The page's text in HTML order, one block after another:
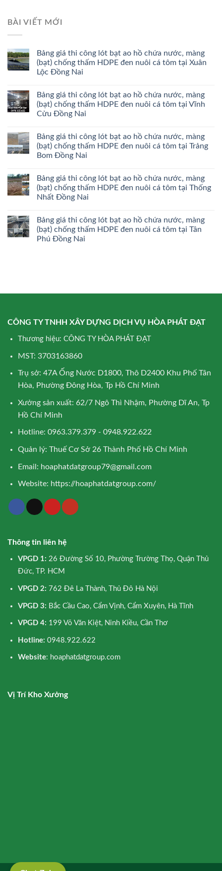
BÀI VIẾT MỚI
Bảng giá thi công lót bạt ao hồ chứa nước, màng
(bạt) chống thấm HDPE đen nuôi cá tôm tại Xuân
Lộc Đồng Nai
Bảng giá thi công lót bạt ao hồ chứa nước, màng
(bạt) chống thấm HDPE đen nuôi cá tôm tại Vĩnh
Cửu Đồng Nai
Bảng giá thi công lót bạt ao hồ chứa nước, màng
(bạt) chống thấm HDPE đen nuôi cá tôm tại Trảng
Bom Đồng Nai
Bảng giá thi công lót bạt ao hồ chứa nước, màng
(bạt) chống thấm HDPE đen nuôi cá tôm tại Thống
Nhất Đồng Nai
Bảng giá thi công lót bạt ao hồ chứa nước, màng
(bạt) chống thấm HDPE đen nuôi cá tôm tại Tân
Phú Đồng Nai
CÔNG TY TNHH XÂY DỰNG DỊCH VỤ HÒA PHÁT ĐẠT
Thương hiệu: CÔNG TY HÒA PHÁT ĐẠT
MST: 3703163860
Trụ sở: 47A Ống Nước D1800, Thô D2400 Khu Phố Tân
Hòa, Phường Đông Hòa, Tp Hồ Chí Minh
Xưởng sản xuất: 62/7 Ngô Thì Nhậm, Phường Dĩ An, Tp
Hồ Chí Minh
Hotline: 0963.379.379 - 0948.922.622
Quản lý: Thuế Cơ Sở 26 Thành Phố Hồ Chí Minh
Email: hoaphatdatgroup79@gmail.com
Website: https://hoaphatdatgroup.com/
Thông tin liên hệ
VPGD 1: 26 Đường Số 10, Phường Trường Thọ, Quận Thủ
Đức, TP. HCM
VPGD 2: 762 Đê La Thành, Thủ Đô Hà Nội
VPGD 3: Bắc Cầu Cao, Cẩm Vịnh, Cẩm Xuyên, Hà Tĩnh
VPGD 4: 199 Võ Văn Kiệt, Ninh Kiều, Cần Thơ
Hotline: 0948.922.622
Website: hoaphatdatgroup.com
Vị Trí Kho Xưởng